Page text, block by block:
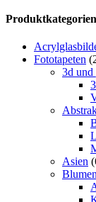
Produktkategorien
Fototapeten
3d und
Asien
Blumen